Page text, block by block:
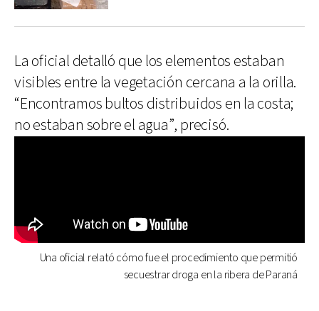
La oficial detalló que los elementos estaban
visibles entre la vegetación cercana a la orilla.
“Encontramos bultos distribuidos en la costa;
no estaban sobre el agua”, precisó.
Una oficial relató cómo fue el procedimiento que permitió
secuestrar droga en la ribera de Paraná